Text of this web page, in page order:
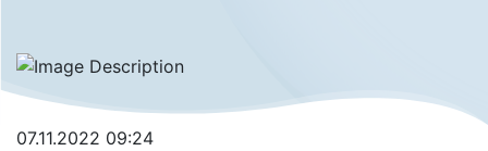
07.11.2022 09:24